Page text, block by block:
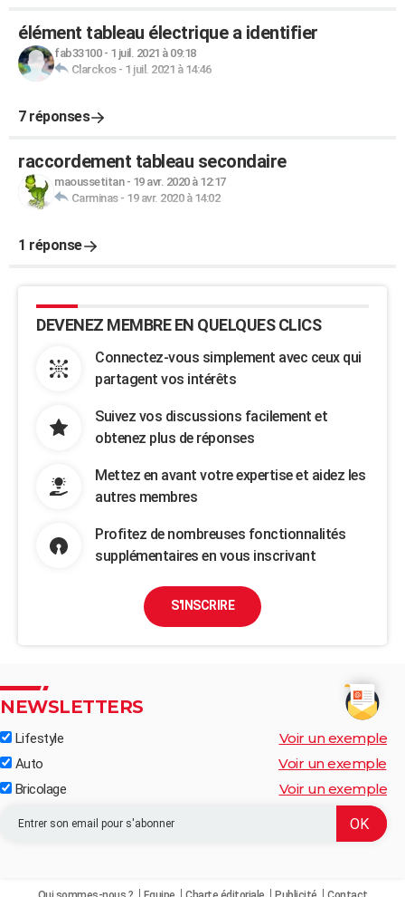
élément tableau électrique a identifier
fab33100- 1 juil. 2021 à 09:18
Clarckos- 1 juil. 2021 à 14:46
7 réponses
raccordement tableau secondaire
maoussetitan- 19 avr. 2020 à 12:17
Carminas- 19 avr. 2020 à 14:02
1 réponse
DEVENEZ MEMBRE EN QUELQUES CLICS
Connectez-vous simplement avec ceux qui
partagent vos intérêts
Suivez vos discussions facilement et
obtenez plus de réponses
Mettez en avant votre expertise et aidez les
autres membres
Profitez de nombreuses fonctionnalités
supplémentaires en vous inscrivant
S'INSCRIRE
NEWSLETTERS
Lifestyle Voir un exemple
Auto Voir un exemple
Bricolage Voir un exemple